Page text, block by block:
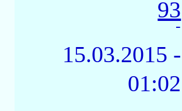
93
-
15.03.2015 -
01:02